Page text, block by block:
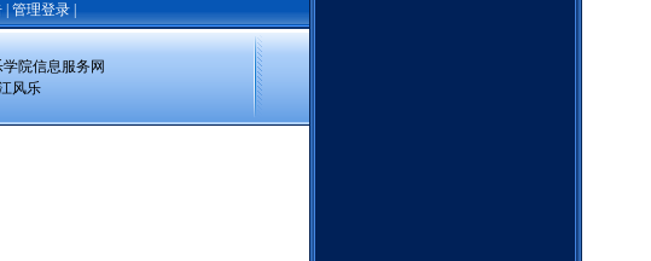
| 管理登录|
学院信息服务网
风乐